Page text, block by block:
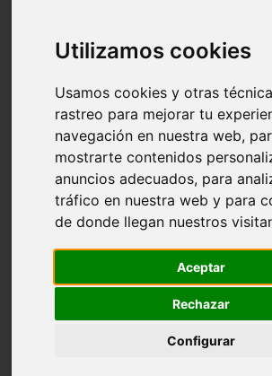
Utilizamos cookies
Usamos cookies y otras
rastreo para mejorar tu
navegación en nuestra web,
mostrarte contenidos
anuncios adecuados, para
tráfico en nuestra web y para
de donde llegan nuestros
Aceptar
Rechazar
Configurar
Cantabria - suances
Sevilla - bormujos
Málaga - júzcar
Huesca - alquézar
Huesca - castejón-de-sos
Lleida - alt-àneu
Córdoba - almedinilla
Navarra - zangoza
Cantabria - arenas-de-iguña
Barcelona - la-pobla-de-lillet
Murcia - cartagena
Madrid - nuevo-baztán